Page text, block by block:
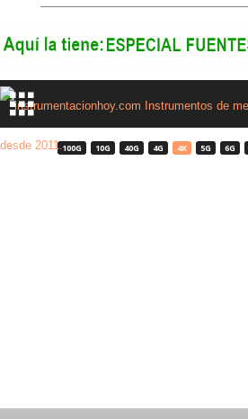
100G 10G 40G 4G 4K 5G 6G